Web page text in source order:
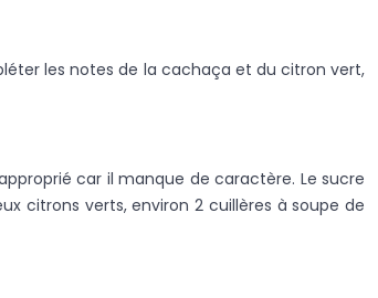
les notes de la cachaça et du citron vert,
car il manque de caractère. Le sucre
citrons verts, environ 2 cuillères à soupe de